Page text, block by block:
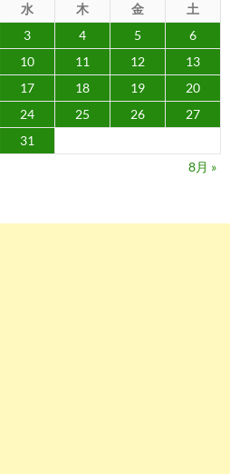
水 木 金
土
3 4 5
6
10 11 12
13
17 18 19
20
24 25 26
27
31
8月 »